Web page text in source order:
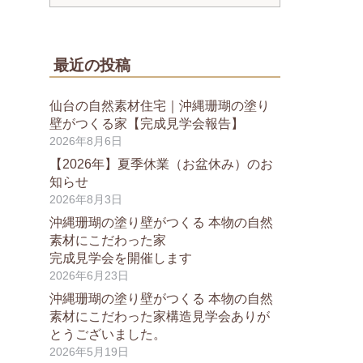
最近の投稿
仙台の自然素材住宅｜沖縄珊瑚の塗り
壁がつくる家【完成見学会報告】
2026年8月6日
【2026年】夏季休業（お盆休み）のお
知らせ
2026年8月3日
沖縄珊瑚の塗り壁がつくる 本物の自然
素材にこだわった家
完成見学会を開催します
2026年6月23日
沖縄珊瑚の塗り壁がつくる 本物の自然
素材にこだわった家構造見学会ありが
とうございました。
2026年5月19日